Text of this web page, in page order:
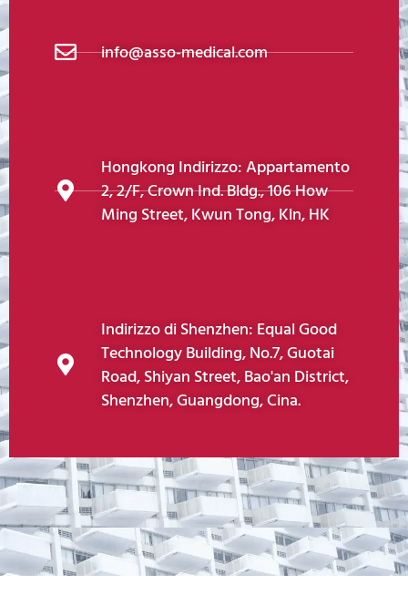
info@asso-medical.com
Hongkong Indirizzo: Appartamento
2, 2/F, Crown Ind. Bldg., 106 How
Ming Street, Kwun Tong, Kln, HK
Indirizzo di Shenzhen: Equal Good
Technology Building, No.7, Guotai
Road, Shiyan Street, Bao'an District,
Shenzhen, Guangdong, Cina.